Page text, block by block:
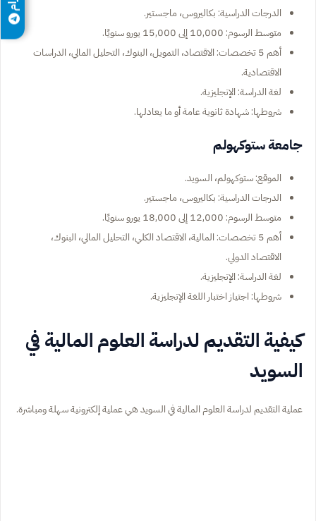
الدرجات الدراسية: بكاليروس، ماجستير.
متوسط الرسوم: 10,000 إلى 15,000 يورو سنويًا.
أهم 5 تخصصات: الاقتصاد، التمويل، البنوك، التحليل المالي، الدراسات
الاقتصادية.
لغة الدراسة: الإنجليزية.
شروطها: شهادة ثانوية عامة أو ما يعادلها.
جامعة ستوكهولم
الموقع: ستوكهولم، السويد.
الدرجات الدراسية: بكاليروس، ماجستير.
متوسط الرسوم: 12,000 إلى 18,000 يورو سنويًا.
أهم 5 تخصصات: المالية، الاقتصاد الكلي، التحليل المالي، البنوك،
الاقتصاد الدولي.
لغة الدراسة: الإنجليزية.
شروطها: اجتياز اختبار اللغة الإنجليزية.
كيفية التقديم لدراسة العلوم المالية في
السويد
عملية التقديم لدراسة العلوم المالية في السويد هي عملية إلكترونية سهلة ومباشرة.